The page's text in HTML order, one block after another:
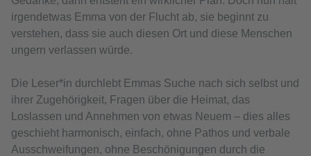
irgendetwas Emma von der Flucht ab, sie beginnt zu
verstehen, dass sie auch diesen Ort und diese Menschen
ungern verlassen würde.
Die Leser*in durchlebt Emmas Suche nach sich selbst und
ihrer Zugehörigkeit, Fragen über die Heimat, das
Loslassen und Annehmen von etwas Neuem – dies alles
geschieht harmonisch, einfach, ohne Pathos und verbale
Ausschweifungen, ohne Beschönigungen durch die